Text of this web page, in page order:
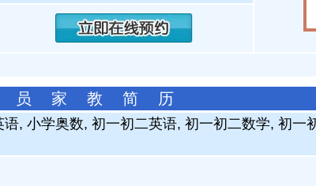
员 家 教 简 历
, 小学奥数, 初一初二英语, 初一初二数学, 初一